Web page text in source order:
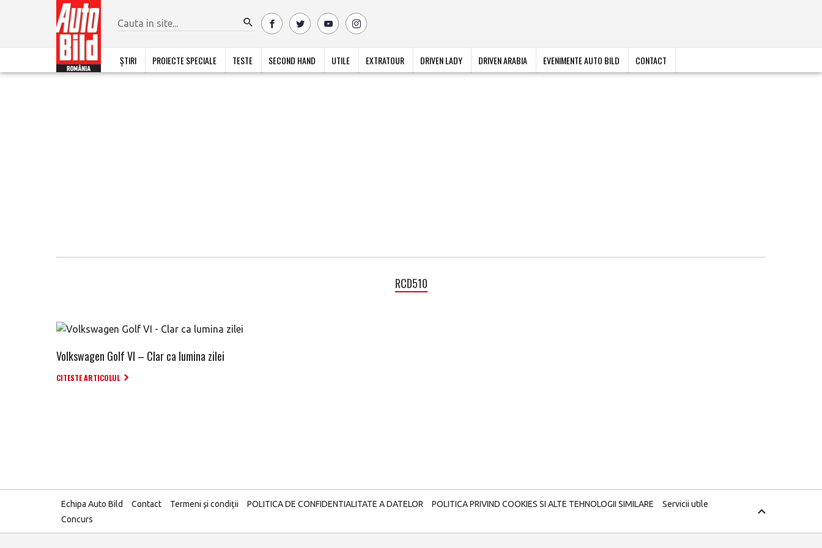
ȘTIRI PROIECTE SPECIALE TESTE SECOND HAND UTILE EXTRATOUR DRIVEN LADY DRIVEN ARABIA EVENIMENTE AUTO BILD CONTACT
RCD510
Volkswagen Golf VI – Clar ca lumina zilei
CITESTE ARTICOLUL
Echipa Auto Bild Contact Termeni și condiții POLITICA DE CONFIDENTIALITATE A DATELOR POLITICA PRIVIND COOKIES SI ALTE TEHNOLOGII SIMILARE
Servicii utile
Concurs